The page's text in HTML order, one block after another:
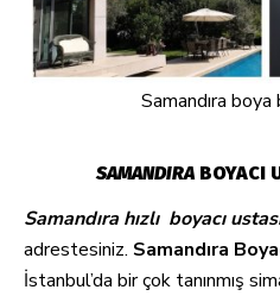
Samandıra boya
SAMANDIRABOYACI
Samandıra hızlı boyacı
adrestesiniz. Samandıra
İstanbul’da bir çok tanınmış